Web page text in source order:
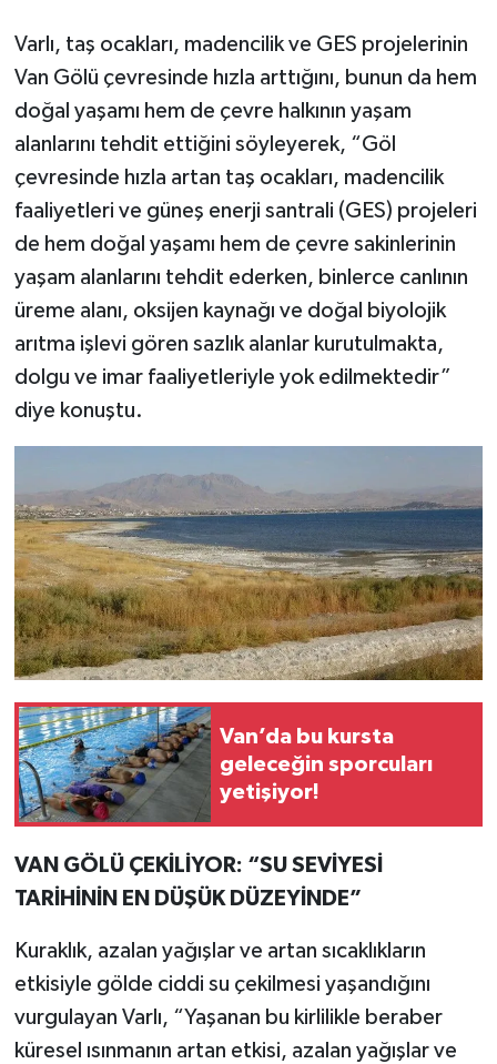
Varlı, taş ocakları, madencilik ve GES projelerinin
Van Gölü çevresinde hızla arttığını, bunun da hem
doğal yaşamı hem de çevre halkının yaşam
alanlarını tehdit ettiğini söyleyerek, “Göl
çevresinde hızla artan taş ocakları, madencilik
faaliyetleri ve güneş enerji santrali (GES) projeleri
de hem doğal yaşamı hem de çevre sakinlerinin
yaşam alanlarını tehdit ederken, binlerce canlının
üreme alanı, oksijen kaynağı ve doğal biyolojik
arıtma işlevi gören sazlık alanlar kurutulmakta,
dolgu ve imar faaliyetleriyle yok edilmektedir”
diye konuştu.
Van’da bu kursta
geleceğin sporcuları
yetişiyor!
VAN GÖLÜ ÇEKİLİYOR: “SU SEVİYESİ
TARİHİNİN EN DÜŞÜK DÜZEYİNDE”
Kuraklık, azalan yağışlar ve artan sıcaklıkların
etkisiyle gölde ciddi su çekilmesi yaşandığını
vurgulayan Varlı, “Yaşanan bu kirlilikle beraber
küresel ısınmanın artan etkisi, azalan yağışlar ve